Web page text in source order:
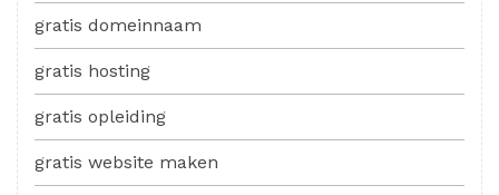
gratis domeinnaam
gratis hosting
gratis opleiding
gratis website maken